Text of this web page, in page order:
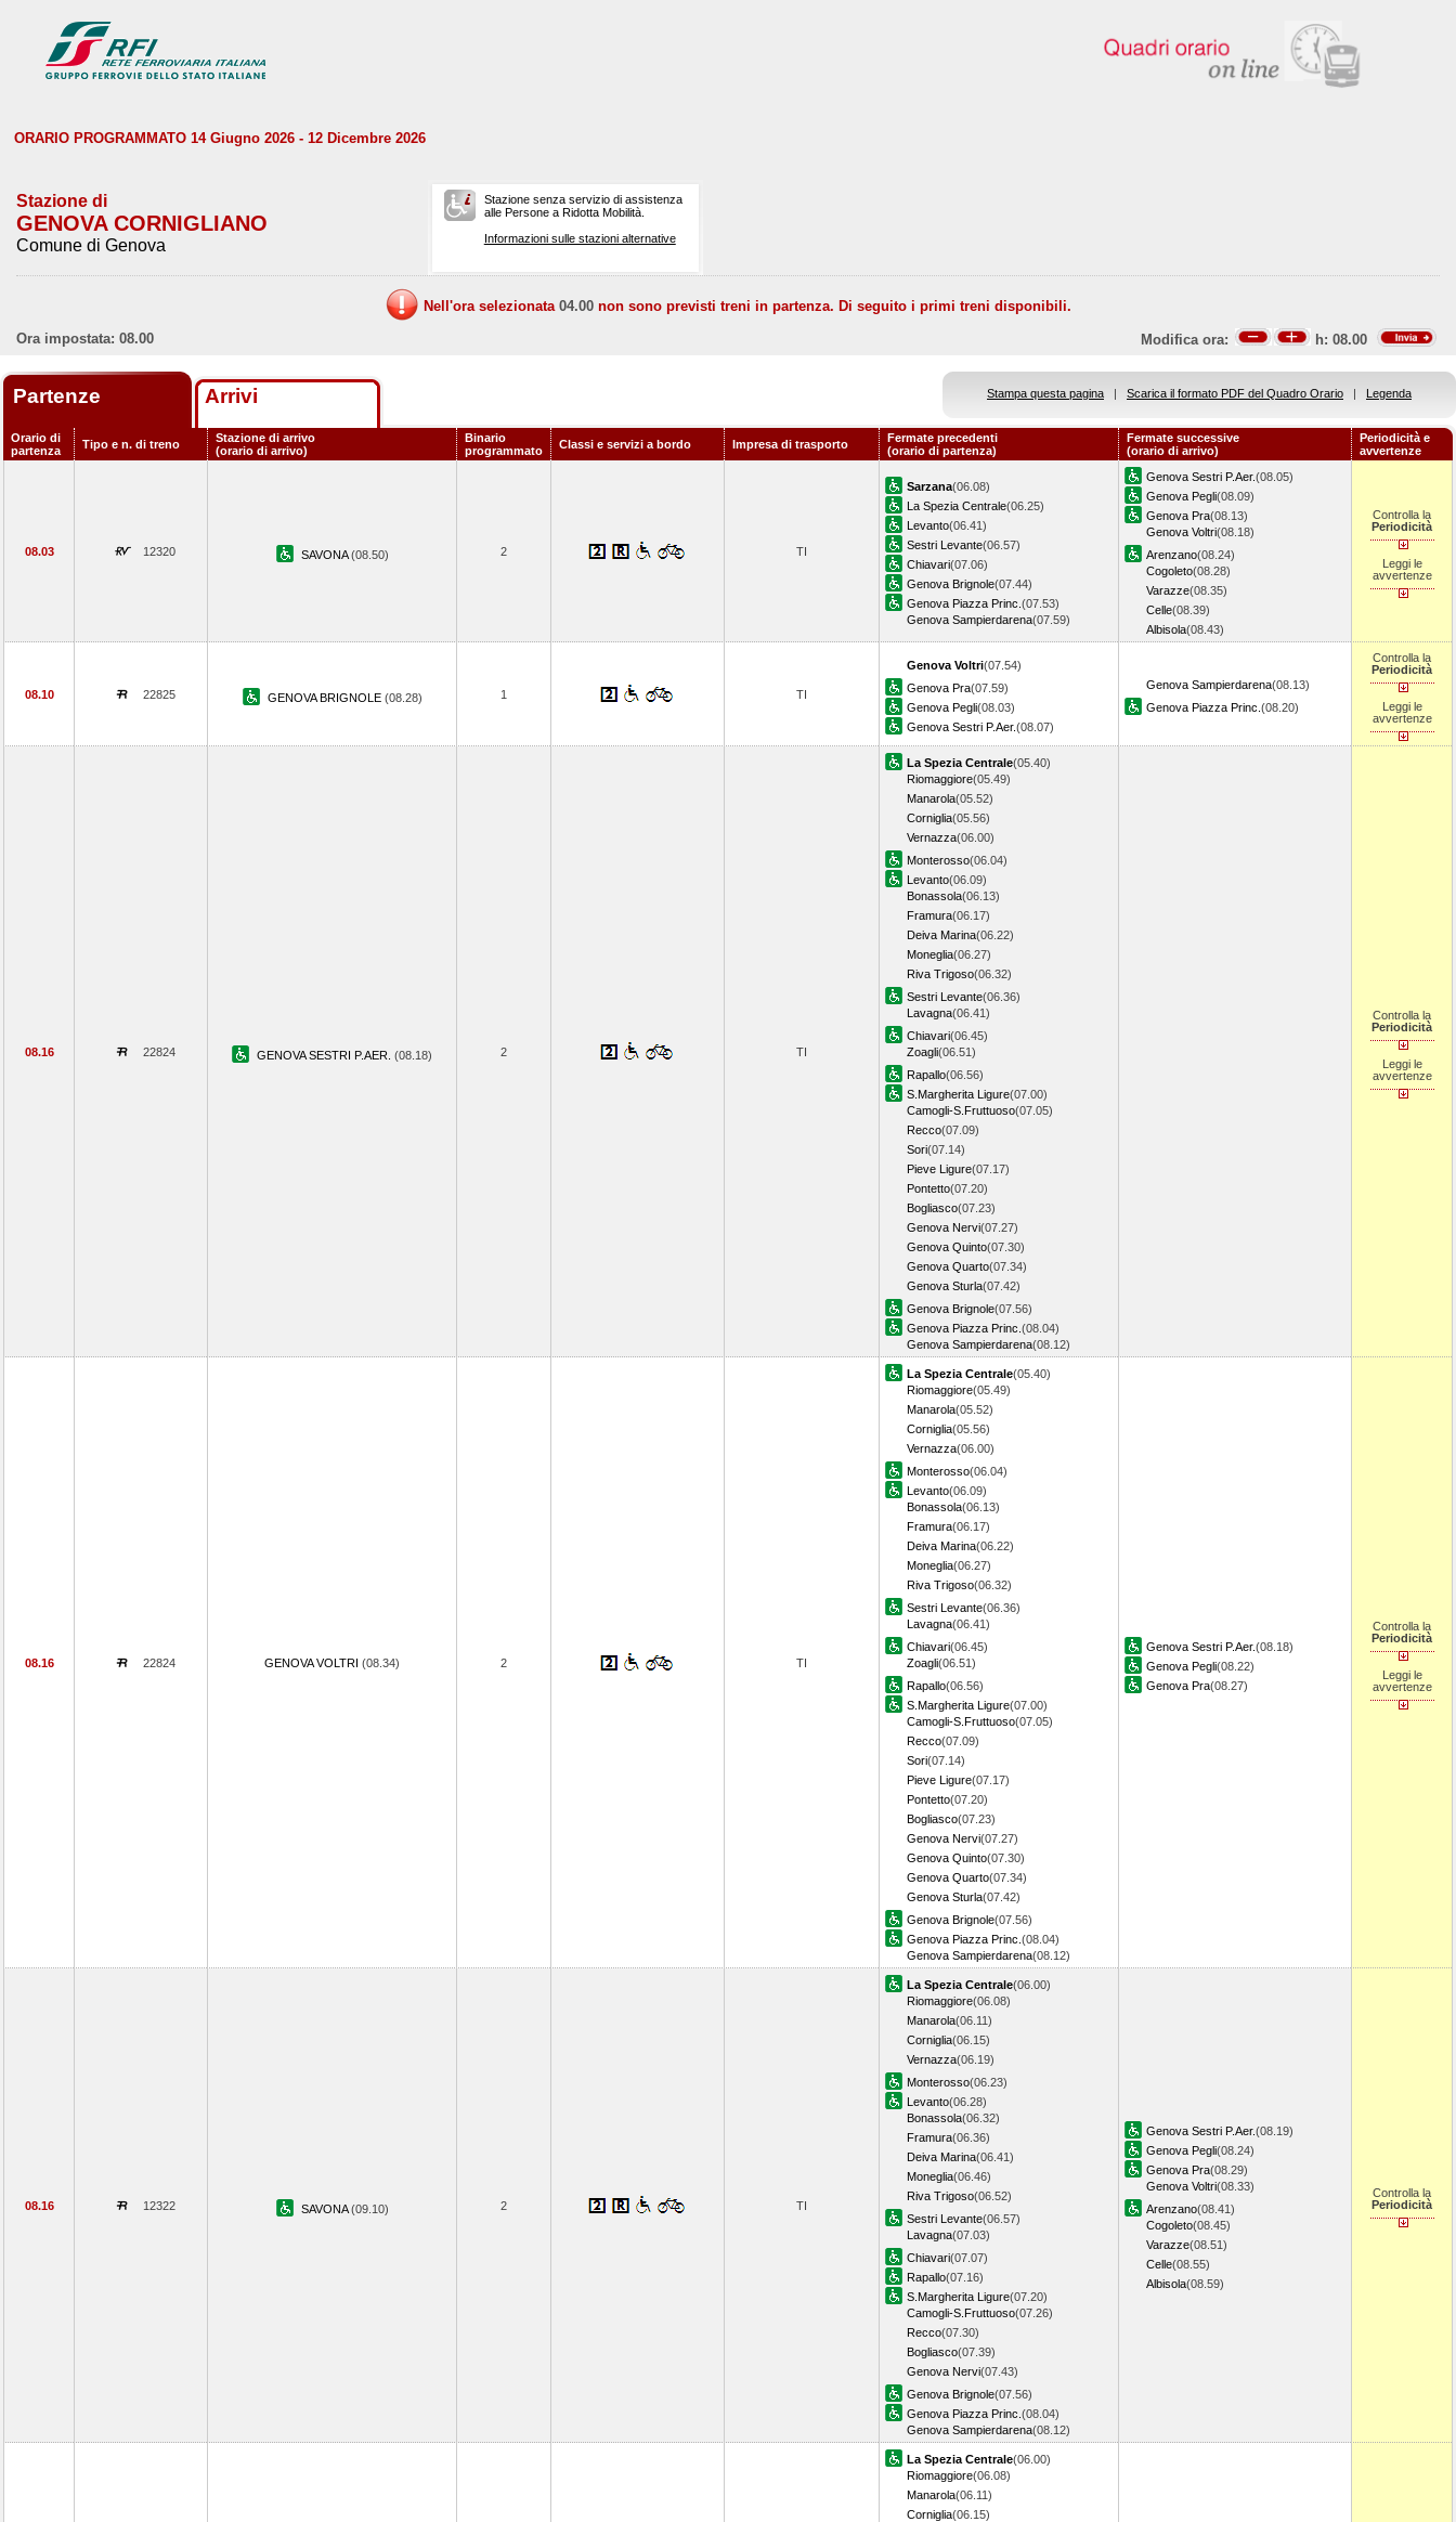
ORARIO PROGRAMMATO 14 Giugno 2026 - 12 Dicembre 2026
Stazione di
GENOVA CORNIGLIANO
Comune di Genova
Stazione senza servizio di assistenza
alle Persone a Ridotta Mobilità.
Informazioni sulle stazioni alternative
Nell'ora selezionata 04.00 non sono previsti treni in partenza. Di seguito i primi treni disponibili.
Ora impostata: 08.00
Modifica ora: h: 08.00
Partenze Arrivi Stampa questa pagina | Scarica il formato PDF del Quadro Orario | Legenda
Orario di
partenza
Tipo e n. di treno
Stazione di arrivo
(orario di arrivo)
Binario
programmato
Classi e servizi a bordo Impresa di trasporto
Fermate precedenti
(orario di partenza)
Fermate successive
(orario di arrivo)
Periodicità e
avvertenze
08.03 12320 SAVONA(08.50) 2 TI
Sarzana(06.08)
La Spezia Centrale(06.25)
Levanto(06.41)
Sestri Levante(06.57)
Chiavari(07.06)
Genova Brignole(07.44)
Genova Piazza Princ. (07.53)
Genova Sampierdarena(07.59)
Genova Sestri P.Aer.(08.05)
Genova Pegli(08.09)
Genova Pra(08.13)
Genova Voltri(08.18)
Arenzano(08.24)
Cogoleto(08.28)
Varazze(08.35)
Celle(08.39)
Albisola(08.43)
Controlla la
Periodicità
Leggi le
avvertenze
08.10 22825 GENOVA BRIGNOLE (08.28) 1 TI
Genova Voltri(07.54)
Genova Pra(07.59)
Genova Pegli(08.03)
Genova Sestri P.Aer.(08.07)
Genova Sampierdarena(08.13)
Genova Piazza Princ. (08.20)
Controlla la
Periodicità
Leggi le
avvertenze
08.16 22824 GENOVA SESTRI P.AER. (08.18) 2 TI
La Spezia Centrale(05.40)
Riomaggiore(05.49)
Manarola(05.52)
Corniglia(05.56)
Vernazza(06.00)
Monterosso(06.04)
Levanto(06.09)
Bonassola(06.13)
Framura(06.17)
Deiva Marina(06.22)
Moneglia(06.27)
Riva Trigoso(06.32)
Sestri Levante(06.36)
Lavagna(06.41)
Chiavari(06.45)
Zoagli(06.51)
Rapallo(06.56)
S.Margherita Ligure(07.00)
Camogli-S.Fruttuoso(07.05)
Recco(07.09)
Sori(07.14)
Pieve Ligure(07.17)
Pontetto(07.20)
Bogliasco(07.23)
Genova Nervi(07.27)
Genova Quinto(07.30)
Genova Quarto(07.34)
Genova Sturla(07.42)
Genova Brignole(07.56)
Genova Piazza Princ. (08.04)
Genova Sampierdarena(08.12)
Controlla la
Periodicità
Leggi le
avvertenze
08.16 22824 GENOVA VOLTRI (08.34) 2 TI
La Spezia Centrale(05.40)
Riomaggiore(05.49)
Manarola(05.52)
Corniglia(05.56)
Vernazza(06.00)
Monterosso(06.04)
Levanto(06.09)
Bonassola(06.13)
Framura(06.17)
Deiva Marina(06.22)
Moneglia(06.27)
Riva Trigoso(06.32)
Sestri Levante(06.36)
Lavagna(06.41)
Chiavari(06.45)
Zoagli(06.51)
Rapallo(06.56)
S.Margherita Ligure(07.00)
Camogli-S.Fruttuoso(07.05)
Recco(07.09)
Sori(07.14)
Pieve Ligure(07.17)
Pontetto(07.20)
Bogliasco(07.23)
Genova Nervi(07.27)
Genova Quinto(07.30)
Genova Quarto(07.34)
Genova Sturla(07.42)
Genova Brignole(07.56)
Genova Piazza Princ. (08.04)
Genova Sampierdarena(08.12)
Genova Sestri P.Aer.(08.18)
Genova Pegli(08.22)
Genova Pra(08.27)
Controlla la
Periodicità
Leggi le
avvertenze
08.16 12322 SAVONA(09.10) 2 TI
La Spezia Centrale(06.00)
Riomaggiore(06.08)
Manarola(06.11)
Corniglia(06.15)
Vernazza(06.19)
Monterosso(06.23)
Levanto(06.28)
Bonassola(06.32)
Framura(06.36)
Deiva Marina(06.41)
Moneglia(06.46)
Riva Trigoso(06.52)
Sestri Levante(06.57)
Lavagna(07.03)
Chiavari(07.07)
Rapallo(07.16)
S.Margherita Ligure(07.20)
Camogli-S.Fruttuoso(07.26)
Recco(07.30)
Bogliasco(07.39)
Genova Nervi(07.43)
Genova Brignole(07.56)
Genova Piazza Princ. (08.04)
Genova Sampierdarena(08.12)
Genova Sestri P.Aer.(08.19)
Genova Pegli(08.24)
Genova Pra(08.29)
Genova Voltri(08.33)
Arenzano(08.41)
Cogoleto(08.45)
Varazze(08.51)
Celle(08.55)
Albisola(08.59)
Controlla la
Periodicità
La Spezia Centrale(06.00)
Riomaggiore(06.08)
Manarola(06.11)
Corniglia(06.15)